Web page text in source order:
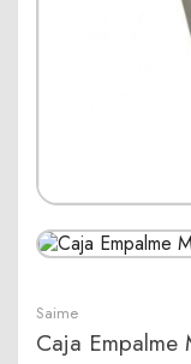
Saime
Caja Empalme